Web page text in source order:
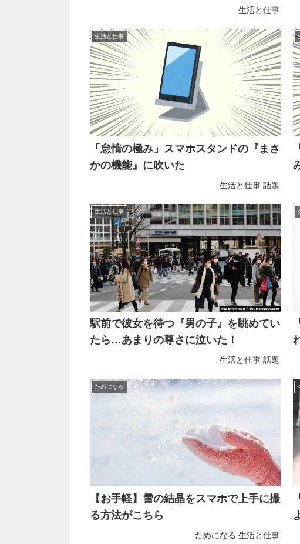
生活と仕事
生活と仕事
「怠惰の極み」スマホスタンドの『まさ
かの機能』に吹いた
生活と仕事 話題
生活と仕事
駅前で彼女を待つ『男の子』を眺めてい
たら…あまりの尊さに泣いた！
生活と仕事 話題
ためになる
【お手軽】雪の結晶をスマホで上手に撮
る方法がこちら
ためになる 生活と仕事